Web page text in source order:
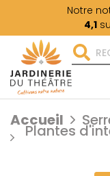
Notre
4,1
Accueil
Plantes